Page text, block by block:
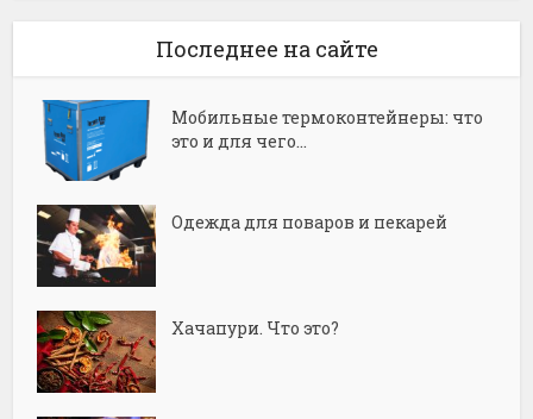
Последнее на сайте
Мобильные термоконтейнеры: что
это и для чего...
Одежда для поваров и пекарей
Хачапури. Что это?